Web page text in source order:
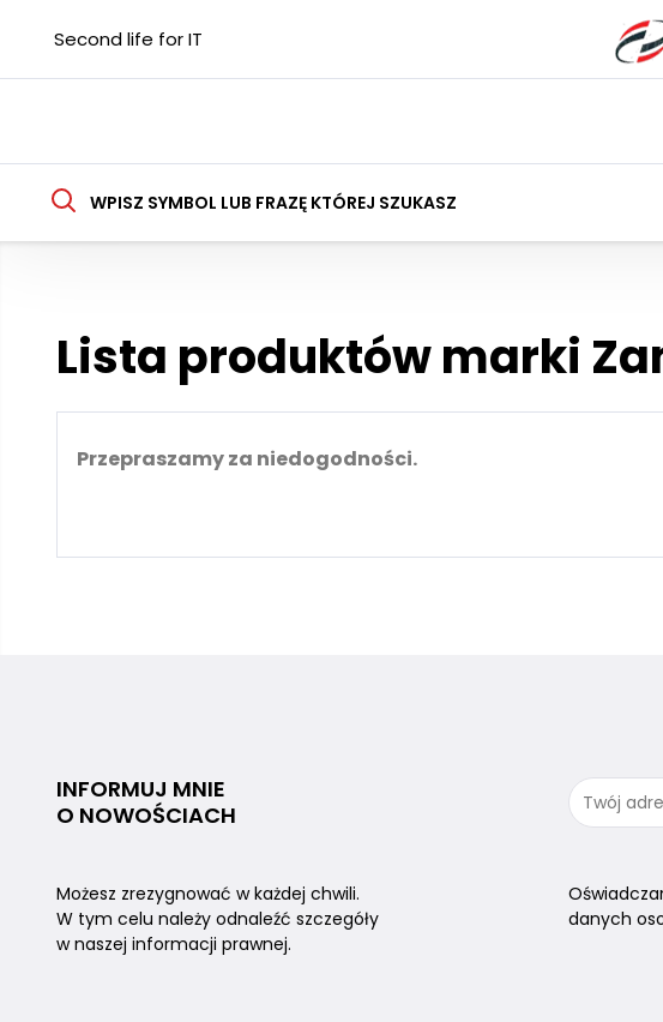
Second life for IT
WPISZ SYMBOL LUB FRAZĘ KTÓREJ SZUKASZ
Lista produktów marki
Przepraszamy za niedogodności.
INFORMUJ MNIE
O NOWOŚCIACH
Możesz zrezygnować w każdej chwili.
W tym celu należy odnaleźć szczegóły
w naszej informacji prawnej.
danych